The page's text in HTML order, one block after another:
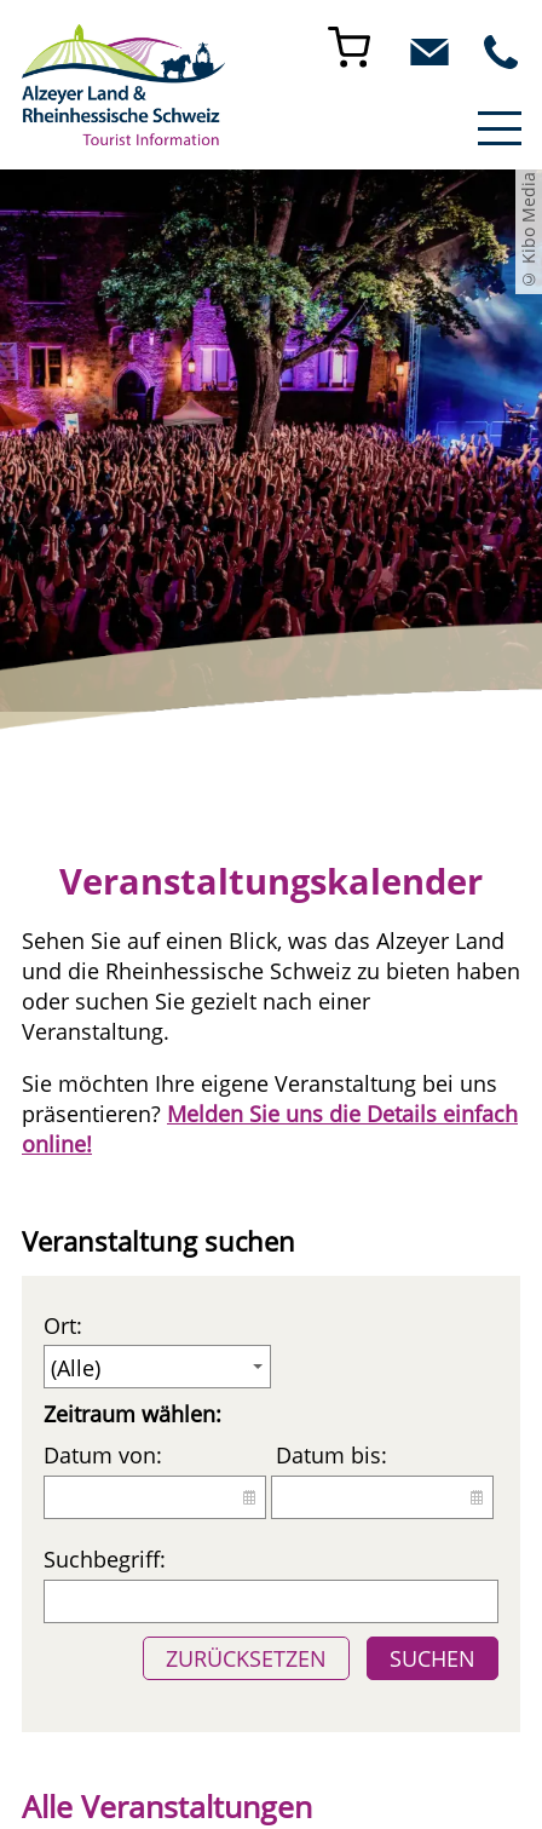
© Kibo Media
Veranstaltungskalender
Sehen Sie auf einen Blick, was das Alzeyer Land
und die Rheinhessische Schweiz zu bieten haben
oder suchen Sie gezielt nach einer
Veranstaltung.
Sie möchten Ihre eigene Veranstaltung bei uns
präsentieren? Melden Sie uns die Details einfach
online!
Veranstaltung suchen
Ort:
Zeitraum wählen:
Datum von:
Datum bis:
Suchbegriff:
ZURÜCKSETZEN SUCHEN
Alle Veranstaltungen